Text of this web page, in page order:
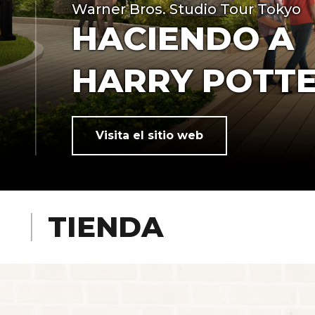
Warner Bros. Studio Tour Tokyo
HACIENDO A
HARRY
Visita el sitio web
TIENDA